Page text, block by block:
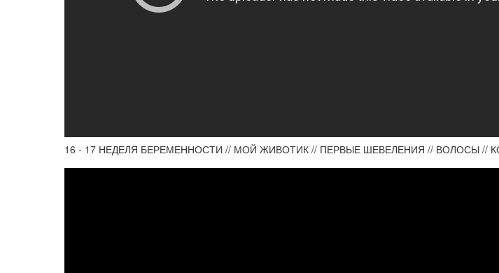
16 - 17 НЕДЕЛЯ БЕРЕМЕННОСТИ // МОЙ ЖИВОТИК // ПЕРВЫЕ ШЕВЕЛЕНИЯ // ВОЛОСЫ //